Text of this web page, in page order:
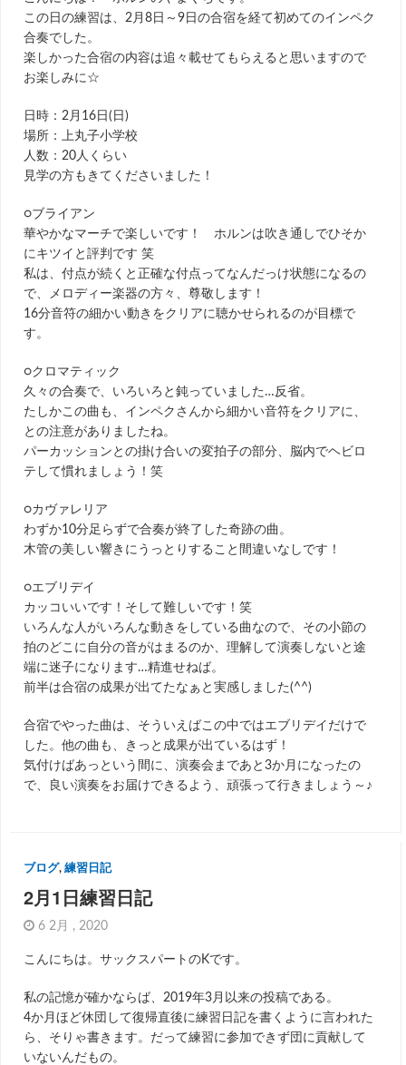
この日の練習は、2月8日～9日の合宿を経て初めてのインペク
合奏でした。
楽しかった合宿の内容は追々載せてもらえると思いますので
お楽しみに☆
日時：2月16日(日)
場所：上丸子小学校
人数：20人くらい
見学の方もきてくださいました！
○ブライアン
華やかなマーチで楽しいです！ ホルンは吹き通しでひそか
にキツイと評判です 笑
私は、付点が続くと正確な付点ってなんだっけ状態になるの
で、メロディー楽器の方々、尊敬します！
16分音符の細かい動きをクリアに聴かせられるのが目標で
す。
○クロマティック
久々の合奏で、いろいろと鈍っていました…反省。
たしかこの曲も、インペクさんから細かい音符をクリアに、
との注意がありましたね。
パーカッションとの掛け合いの変拍子の部分、脳内でヘビロ
テして慣れましょう！笑
○カヴァレリア
わずか10分足らずで合奏が終了した奇跡の曲。
木管の美しい響きにうっとりすること間違いなしです！
○エブリデイ
カッコいいです！そして難しいです！笑
いろんな人がいろんな動きをしている曲なので、その小節の
拍のどこに自分の音がはまるのか、理解して演奏しないと途
端に迷子になります…精進せねば。
前半は合宿の成果が出てたなぁと実感しました(^^)
合宿でやった曲は、そういえばこの中ではエブリデイだけで
した。他の曲も、きっと成果が出ているはず！
気付けばあっという間に、演奏会まであと3か月になったの
で、良い演奏をお届けできるよう、頑張って行きましょう～♪
ブログ, 練習日記
2月1日練習日記
6 2月 , 2020
こんにちは。サックスパートのKです。
私の記憶が確かならば、2019年3月以来の投稿である。
4か月ほど休団して復帰直後に練習日記を書くように言われた
ら、そりゃ書きます。だって練習に参加できず団に貢献して
いないんだもの。